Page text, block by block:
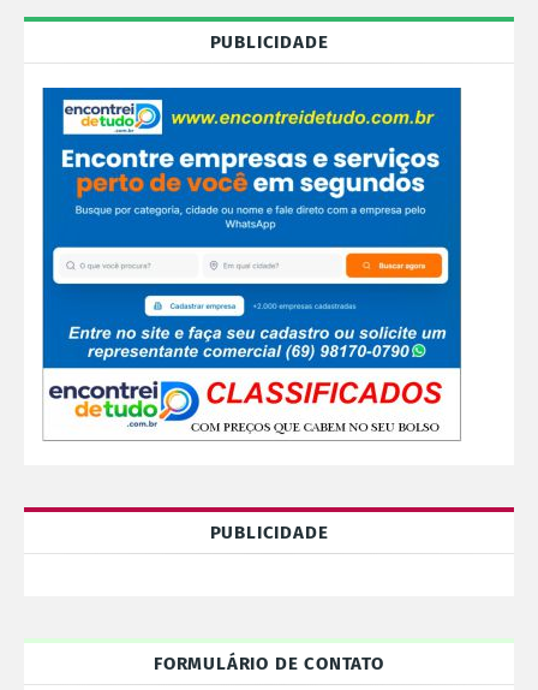
PUBLICIDADE
PUBLICIDADE
FORMULÁRIO DE CONTATO